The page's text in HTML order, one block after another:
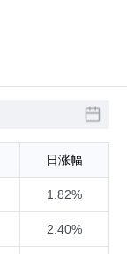
日涨幅
1.82%
2.40%